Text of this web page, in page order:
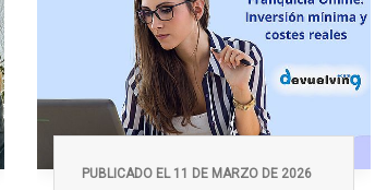
PUBLICADO EL 11 DE MARZO DE 2026